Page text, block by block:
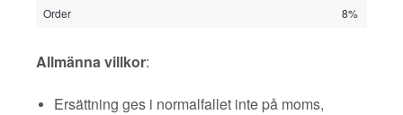
Order 8%
Allmänna villkor:
Ersättning ges i normalfallet inte på moms,